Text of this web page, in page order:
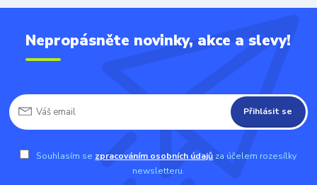
Nepropásněte novinky, akce a slevy!
Přihlásit se
Souhlasím se zpracováním osobních údajů za účelem rozesílky
newsletteru.